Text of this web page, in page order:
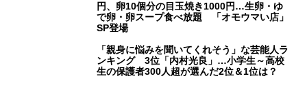
円、卵10個分の目玉焼き1000円…生卵・ゆ
で卵・卵スープ食べ放題 「オモウマい店」
SP登場
「親身に悩みを聞いてくれそう」な芸能人ラ
ンキング 3位「内村光良」…小学生～高校
生の保護者300人超が選んだ2位＆1位は？